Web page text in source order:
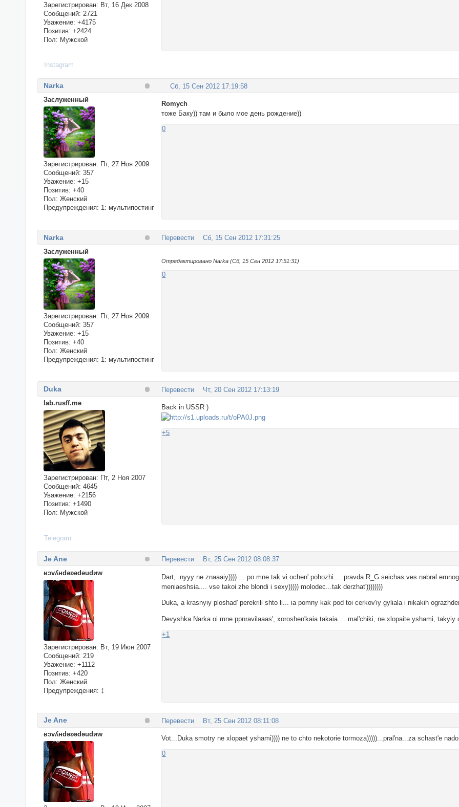
Зарегистрирован: Вт, 16 Дек 2008
Сообщений: 2721
Уважение: +4175
Позитив: +2424
Пол: Мужской
Instagram
Сб, 15 Сен 2012 17:19:58
Narka
Заслуженный
Зарегистрирован: Пт, 27 Ноя 2009
Сообщений: 357
Уважение: +15
Позитив: +40
Пол: Женский
Предупреждения: 1: мультипостинг
Romych
тоже Баку)) там и было мое день рождение))
0
Перевести Сб, 15 Сен 2012 17:31:25
Narka
Заслуженный
Зарегистрирован: Пт, 27 Ноя 2009
Сообщений: 357
Уважение: +15
Позитив: +40
Пол: Женский
Предупреждения: 1: мультипостинг
Отредактировано Narka (Сб, 15 Сен 2012 17:51:31)
0
Перевести Чт, 20 Сен 2012 17:13:19
Duka
lab.rusff.me
Зарегистрирован: Пт, 2 Ноя 2007
Сообщений: 4645
Уважение: +2156
Позитив: +1490
Пол: Мужской
Back in USSR )
+5
Telegram
Перевести Вт, 25 Сен 2012 08:08:37
Je Ane
ʁɔvʎнdǝʚǝdǝudиw
Зарегистрирован: Вт, 19 Июн 2007
Сообщений: 219
Уважение: +1112
Позитив: +420
Пол: Женский
Предупреждения: ‡
Dart, nyyy ne znaaaiy)))) ... po mne tak vi ochen' pohozhi.... pravda R_G seichas ves nabral
meniaeshsia.... vse takoi zhe blondi i sexy))))) molodec...tak derzhat'))))))))
Duka, a krasnyiy ploshad' perekrili shto li... ia pomny kak pod toi cerkov'iy gyliala i nikakih
Devyshka Narka oi mne ppnravilaaas', xoroshen'kaia takaia.... mal'chiki, ne xlopaite yshami,
+1
Перевести Вт, 25 Сен 2012 08:11:08
Je Ane
ʁɔvʎнdǝʚǝdǝudиw
Vot...Duka smotry ne xlopaet yshami)))) ne to chto nekotorie tormoza)))))...pral'na...za schast'e
0